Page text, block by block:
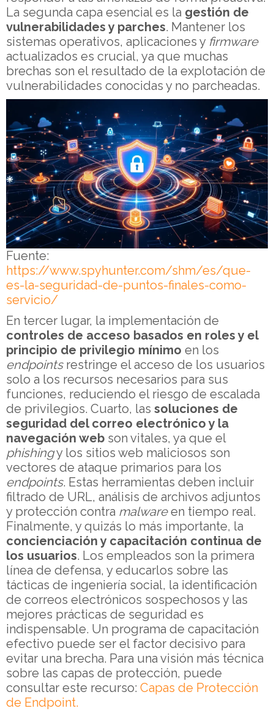
La segunda capa esencial es la gestión de
vulnerabilidades y parches. Mantener los
sistemas operativos, aplicaciones y firmware
actualizados es crucial, ya que muchas
brechas son el resultado de la explotación de
vulnerabilidades conocidas y no parcheadas.
Fuente:
https://www.spyhunter.com/shm/es/que-
es-la-seguridad-de-puntos-finales-como-
servicio/
En tercer lugar, la implementación de
controles de acceso basados en roles y el
principio de privilegio mínimo en los
endpointsrestringe el acceso de los usuarios
solo a los recursos necesarios para sus
funciones, reduciendo el riesgo de escalada
de privilegios. Cuarto, las soluciones de
seguridad del correo electrónico y la
navegación web son vitales, ya que el
phishingy los sitios web maliciosos son
vectores de ataque primarios para los
endpoints. Estas herramientas deben incluir
filtrado de URL, análisis de archivos adjuntos
y protección contra malwareen tiempo real.
Finalmente, y quizás lo más importante, la
concienciación y capacitación continua de
los usuarios. Los empleados son la primera
línea de defensa, y educarlos sobre las
tácticas de ingeniería social, la identificación
de correos electrónicos sospechosos y las
mejores prácticas de seguridad es
indispensable. Un programa de capacitación
efectivo puede ser el factor decisivo para
evitar una brecha. Para una visión más técnica
sobre las capas de protección, puede
consultar este recurso: Capas de Protección
de Endpoint.